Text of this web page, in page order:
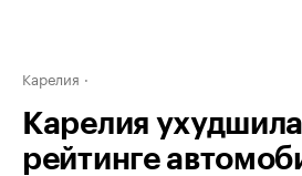
Карелия
Карелия
рейтинге